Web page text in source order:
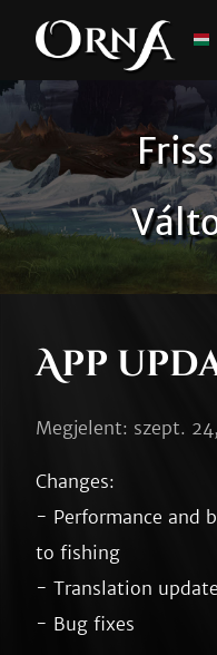
App
Megjelent: szept.
Changes:
- Performance and
to fishing
- Translation